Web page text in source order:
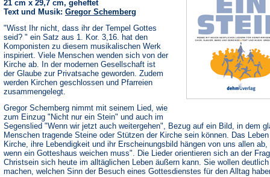
21 cm x 29,7 cm, geheftet
Text und Musik: Gregor Schemberg
"Wisst Ihr nicht, dass ihr der Tempel Gottes
seid? " ein Satz aus 1. Kor. 3,16. hat den
Komponisten zu diesem musikalischen Werk
inspiriert. Viele Menschen wenden sich von der
Kirche ab. In der modernen Gesellschaft ist
der Glaube zur Privatsache geworden. Zudem
werden Kirchen geschlossen und Pfarreien
zusammengelegt.
Gregor Schemberg nimmt mit seinem Lied, wie
zum Einzug "Nicht nur ein Stein" und auch im
Segenslied "Wenn wir jetzt auch weitergehen", Bezug auf ein Bild, in dem
Menschen tragende Steine oder Stützen der Kirche sein können. Das
Kirche, ihre Lebendigkeit und ihr Erscheinungsbild hängen von uns allen
wenn ein Gotteshaus weichen muss". Die Lieder orientieren sich an der
Christsein sich heute im alltäglichen Leben äußern kann. Sie wollen deutlich
machen, welchen Sinn der Besuch eines Gottesdienstes für den Alltag